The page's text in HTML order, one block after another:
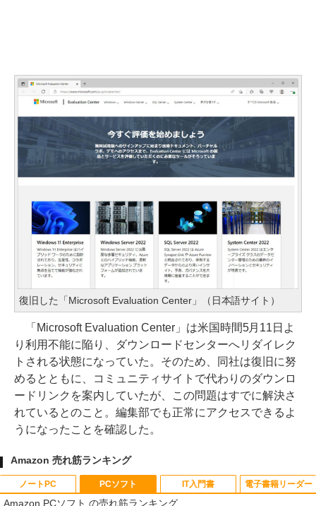
復旧した「Microsoft Evaluation Center」（日本語サイト）
「Microsoft Evaluation Center」は米国時間5月11日よ
り利用不能に陥り、ダウンロードセンターへリダイレク
トされる状態になっていた。そのため、同社は復旧に努
めるとともに、コミュニティサイトで代わりのダウンロ
ードリンクを案内していたが、この問題はすでに解決さ
れているとのこと。編集部でも正常にアクセスできるよ
うになったことを確認した。
Amazon 売れ筋ランキング
ノートPC PCソフト
Amazon PCソフト の売れ筋ランキング
IT入門書 電子書籍リーダー